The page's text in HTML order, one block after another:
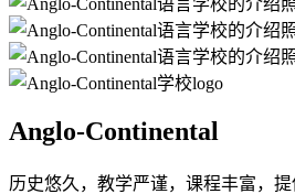
Anglo-Continental
历史悠久，教学严谨，课程丰富，